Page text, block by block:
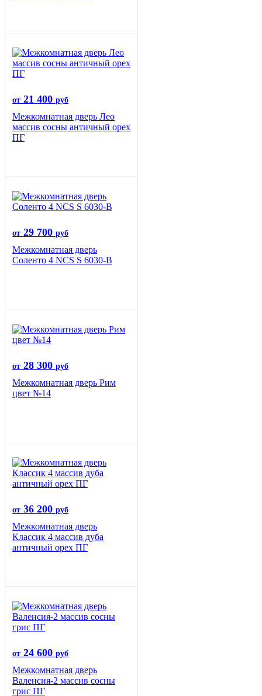
от 21 400 руб
Межкомнатная дверь Лео
массив сосны античный орех
ПГ
от 29 700 руб
Межкомнатная дверь
Соленто 4 NCS S 6030-B
от 28 300 руб
Межкомнатная дверь Рим
цвет №14
от 36 200 руб
Межкомнатная дверь
Классик 4 массив дуба
античный орех ПГ
от 24 600 руб
Межкомнатная дверь
Валенсия-2 массив сосны
грис ПГ